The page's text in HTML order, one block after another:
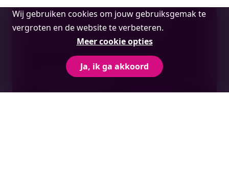
Cookie
melding
Wij gebruiken cookies om jouw gebruiksgemak te
vergroten en de website te verbeteren.
Meer cookie opties
Ja, ik ga akkoord
ATA-carnet bij tijdelijke invoer in het
Onderwerp bekijken